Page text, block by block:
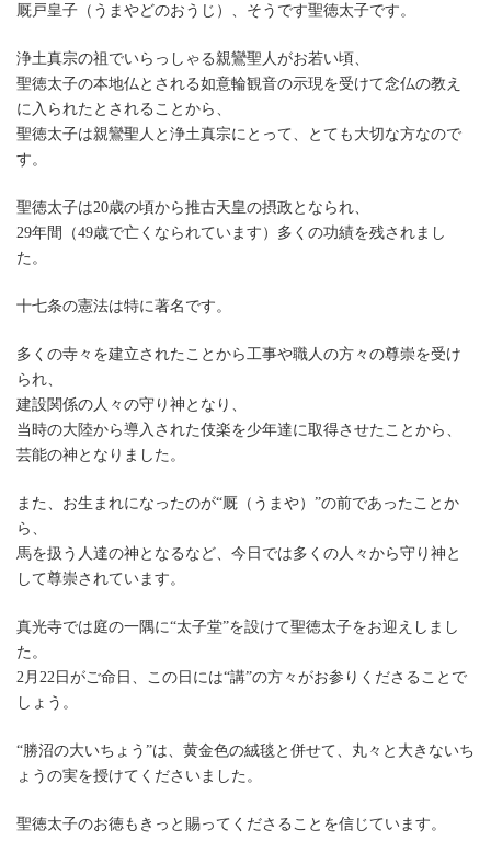
厩戸皇子（うまやどのおうじ）、そうです聖徳太子です。
浄土真宗の祖でいらっしゃる親鸞聖人がお若い頃、
聖徳太子の本地仏とされる如意輪観音の示現を受けて念仏の教え
に入られたとされることから、
聖徳太子は親鸞聖人と浄土真宗にとって、とても大切な方なので
す。
聖徳太子は20歳の頃から推古天皇の摂政となられ、
29年間（49歳で亡くなられています）多くの功績を残されまし
た。
十七条の憲法は特に著名です。
多くの寺々を建立されたことから工事や職人の方々の尊崇を受け
られ、
建設関係の人々の守り神となり、
当時の大陸から導入された伎楽を少年達に取得させたことから、
芸能の神となりました。
また、お生まれになったのが“厩（うまや）”の前であったことか
ら、
馬を扱う人達の神となるなど、今日では多くの人々から守り神と
して尊崇されています。
真光寺では庭の一隅に“太子堂”を設けて聖徳太子をお迎えしまし
た。
2月22日がご命日、この日には“講”の方々がお参りくださることで
しょう。
“勝沼の大いちょう”は、黄金色の絨毯と併せて、丸々と大きないち
ょうの実を授けてくださいました。
聖徳太子のお徳もきっと賜ってくださることを信じています。